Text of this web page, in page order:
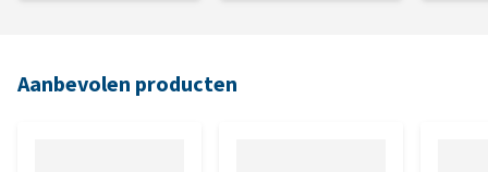
Aanbevolen producten